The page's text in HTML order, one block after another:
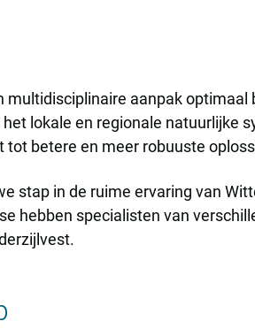
multidisciplinaire aanpak
lokale en regionale
betere en meer robuuste
stap in de ruime ervaring van
hebben specialisten van